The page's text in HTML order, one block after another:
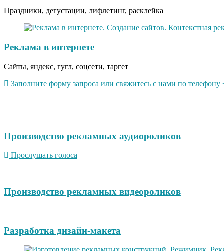
Праздники, дегустации, лифлетинг, расклейка
Реклама в интернете
Сайты, яндекс, гугл, соцсети, таргет
Заполните форму запроса или свяжитесь с нами по
Производство рекламных аудиороликов
Прослушать голоса
Производство рекламных видеороликов
Разработка дизайн-макета